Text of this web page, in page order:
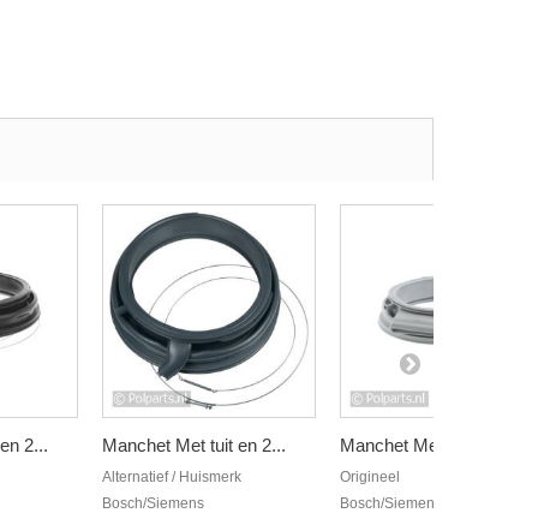
2... Manchet Met tuit en 2...
Alternatief / Huismerk
Bosch/Siemens
Manchet Met tuit
Origineel
Bosch/Siemens